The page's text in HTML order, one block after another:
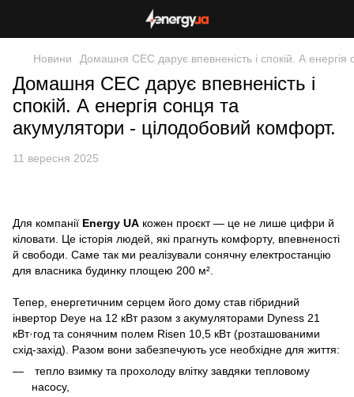
Новини Домашня СЕС дарує впевненість і спокій. А
Домашня СЕС дарує впевненість і
спокій. А енергія сонця та
акумулятори - цілодобовий комфорт.
11 вересня 2025
Для компанії Energy UA кожен проєкт — це не лише цифри й
кіловати. Це історія людей, які прагнуть комфорту, впевненості
й свободи. Саме так ми реалізували сонячну електростанцію
для власника будинку площею 200 м².
Тепер, енергетичним серцем його дому став гібридний
інвертор Deye на 12 кВт разом з акумуляторами Dyness 21
кВт·год та сонячним полем Risen 10,5 кВт (розташованими
схід-захід). Разом вони забезпечують усе необхідне для життя:
тепло взимку та прохолоду влітку завдяки тепловому
насосу,